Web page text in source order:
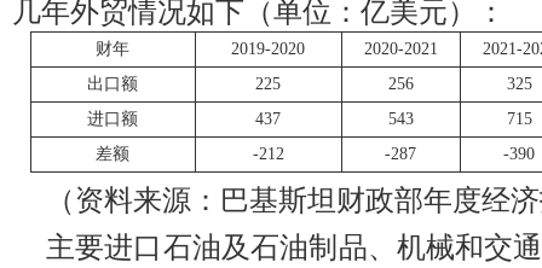
几年外贸情况如下（单位：亿美元）：
财年 2019-2020 2020-2021
2021-
出口额
225 256
325
进口额
437 543
715
差额
-212 -287 -390
（资料来源：巴基斯坦财政部年度经
主要进口石油及石油制品、机械和交